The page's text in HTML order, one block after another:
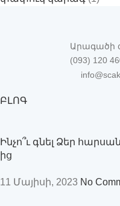
Արագածի
(093) 120
ԲԼՈԳ
Ինչո՞ւ գնել Ձեր
ից
11 Մայիսի, 2023 No